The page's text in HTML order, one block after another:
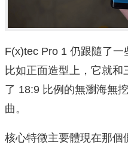
F(x)tec Pro 1 仍跟隨了一
比如正面造型上，它就
了 18:9 比例的無瀏海無
曲。
核心特徵主要體現在那個